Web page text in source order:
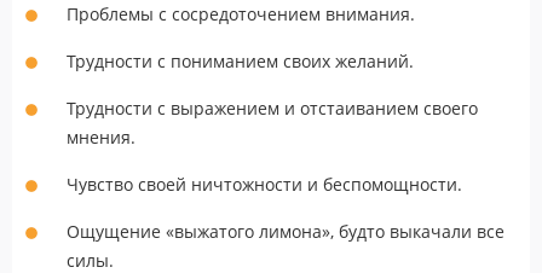
Проблемы с сосредоточением внимания.
Трудности с пониманием своих желаний.
Трудности с выражением и отстаиванием своего
мнения.
Чувство своей ничтожности и беспомощности.
Ощущение «выжатого лимона», будто выкачали все
силы.